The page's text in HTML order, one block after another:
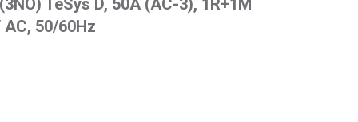
TeSys D, 50A (AC-3), 1R+1M
50/60Hz